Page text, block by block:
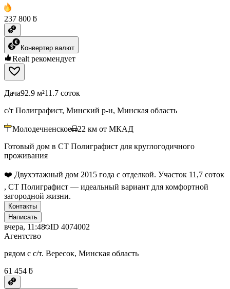
237 800 ƃ
Конвертер валют
Realt рекомендует
Дача92.9 м²11.7 соток
с/т Полиграфист, Минский р-н, Минская область
Молодечненское 22 км от МКАД
Готовый дом в СТ Полиграфист для круглогодичного
проживания
❤️ Двухэтажный дом 2015 года с отделкой. Участок 11,7 соток
, СТ Полиграфист — идеальный вариант для комфортной
загородной жизни.
Контакты
Написать
вчера, 11:48 ID 4074002
Агентство
рядом с с/т. Вересок, Минская область
61 454 ƃ